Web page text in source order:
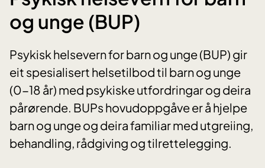
og unge (BUP)
Psykisk helsevern for barn og unge (BUP) gir
eit spesialisert helsetilbod til barn og unge
(0-18 år) med psykiske utfordringar og deira
pårørende. BUPs hovudoppgåve er å hjelpe
barn og unge og deira familiar med utgreiing,
behandling, rådgiving og tilrettelegging.